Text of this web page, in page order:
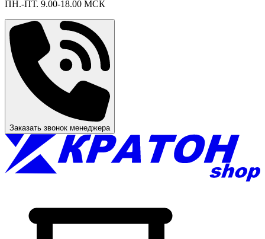
ПН.-ПТ. 9.00-18.00 МСК
Заказать звонок менеджера